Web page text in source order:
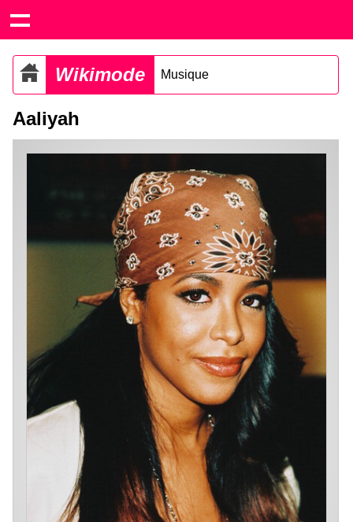
Wikimode Musique
Aaliyah